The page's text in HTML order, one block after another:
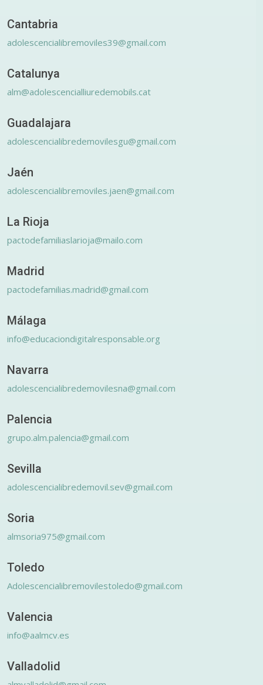
Cantabria
adolescencialibremoviles39@gmail.com
Catalunya
alm@adolescencialliuredemobils.cat
Guadalajara
adolescencialibredemovilesgu@gmail.com
Jaén
adolescencialibremoviles.jaen@gmail.com
La Rioja
pactodefamiliaslarioja@mailo.com
Madrid
pactodefamilias.madrid@gmail.com
Málaga
info@educaciondigitalresponsable.org
Navarra
adolescencialibredemovilesna@gmail.com
Palencia
grupo.alm.palencia@gmail.com
Sevilla
adolescencialibredemovil.sev@gmail.com
Soria
almsoria975@gmail.com
Toledo
Adolescencialibremovilestoledo@gmail.com
Valencia
info@aalmcv.es
Valladolid